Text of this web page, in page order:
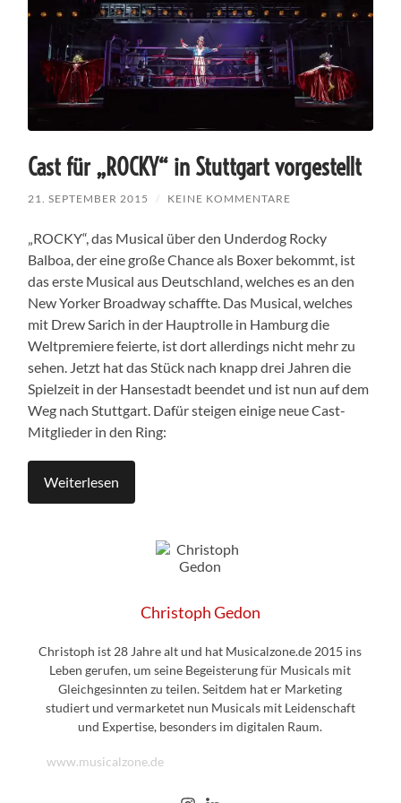
Cast für „ROCKY“ in Stuttgart vorgestellt
21. SEPTEMBER 2015 / KEINE KOMMENTARE
„ROCKY“, das Musical über den Underdog Rocky
Balboa, der eine große Chance als Boxer bekommt, ist
das erste Musical aus Deutschland, welches es an den
New Yorker Broadway schaffte. Das Musical, welches
mit Drew Sarich in der Hauptrolle in Hamburg die
Weltpremiere feierte, ist dort allerdings nicht mehr zu
sehen. Jetzt hat das Stück nach knapp drei Jahren die
Spielzeit in der Hansestadt beendet und ist nun auf dem
Weg nach Stuttgart. Dafür steigen einige neue Cast-
Mitglieder in den Ring:
Weiterlesen
Christoph Gedon
Christoph ist 28 Jahre alt und hat Musicalzone.de 2015 ins
Leben gerufen, um seine Begeisterung für Musicals mit
Gleichgesinnten zu teilen. Seitdem hat er Marketing
studiert und vermarketet nun Musicals mit Leidenschaft
und Expertise, besonders im digitalen Raum.
www.musicalzone.de